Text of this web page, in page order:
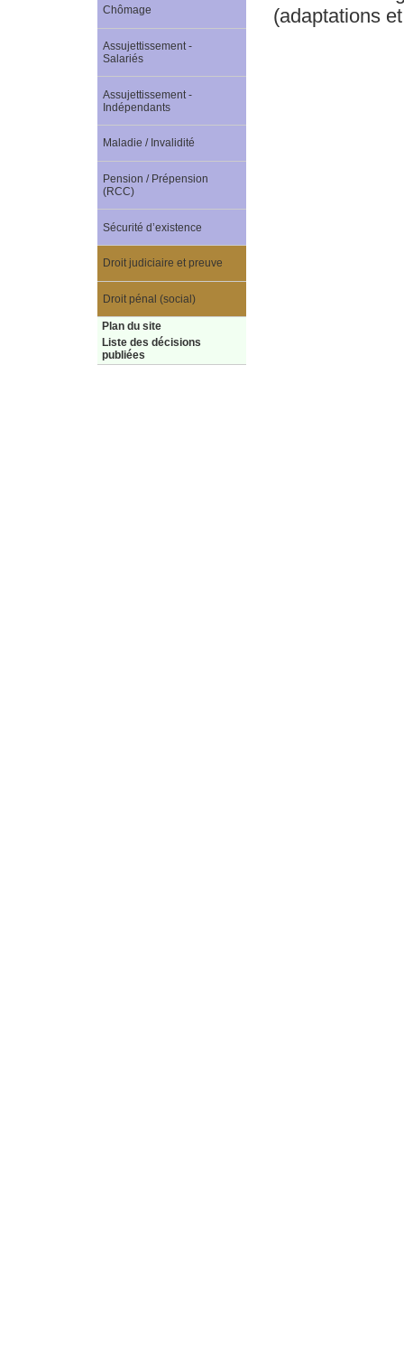
(adaptations
Chômage
Assujettissement -
Salariés
Assujettissement -
Indépendants
Maladie / Invalidité
Pension / Prépension
(RCC)
Sécurité d’existence
Droit judiciaire et preuve
Droit pénal (social)
Plan du site
Liste des décisions
publiées